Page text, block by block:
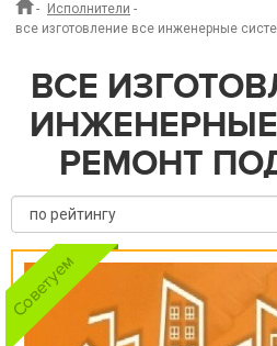
- Исполнители -
все изготовление все инженерные
ВСЕ
РЕМОНТ